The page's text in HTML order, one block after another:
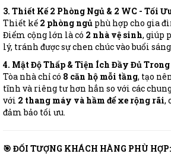
3. Thiết Kế 2 Phòng Ngủ & 2 WC - Tối
Thiết kế 2 phòng ngủ phù hợp cho gia
Điểm cộng lớn là có 2 nhà vệ sinh, giúp
lý, tránh được sự chen chúc vào buổi
4. Mật Độ Thấp & Tiện Ích Đầy Đủ Trong
Tòa nhà chỉ có 8 căn hộ mỗi tầng, tạo
tĩnh và riêng tư hơn hẳn so với các
với 2 thang máy và hầm để xe rộng rãi,
đảm bảo tối ưu.
🎯 ĐỐI TƯỢNG KHÁCH HÀNG PHÙ HỢP: